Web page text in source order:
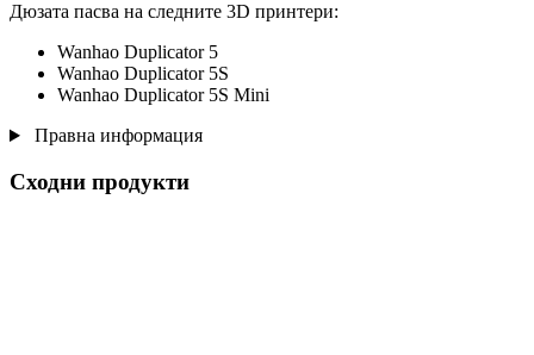
Дюзата пасва на следните 3D принтери:
Wanhao Duplicator 5
Wanhao Duplicator 5S
Wanhao Duplicator 5S Mini
Правна информация
Сходни продукти